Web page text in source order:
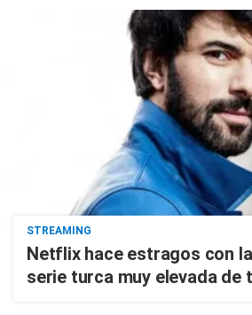
STREAMING
Netflix hace estragos con
serie turca muy elevada de